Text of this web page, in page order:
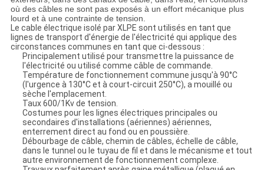
CONFIDENTIALITÉ
où des câbles ne sont pas exposés à un effort mécanique plus
lourd et à une contrainte de tension.
Le cable électrique isolé par XLPE sont utilisés en tant que
lignes de transport d'énergie de l'électricité qui applique des
circonstances communes en tant que ci-dessous :
Principalement utilisé pour transmettre la puissance de
l'électricité ou utilisé comme câble de commande.
Température de fonctionnement commune jusqu'à 90°C
(l'urgence à 130°C et à court-circuit 250°C), a mouillé ou
sèche l'emplacement.
Taux 600/1Kv de tension.
Costumes pour les lignes électriques principales ou
secondaires d'installations (aériennes) aériennes,
enterrement direct au fond ou en poussière.
Débourbage de câble, chemin de câbles, échelle de câble,
dans le tunnel ou le tuyau de fil et dans le mécanisme et tout
autre environnement de fonctionnement complexe.